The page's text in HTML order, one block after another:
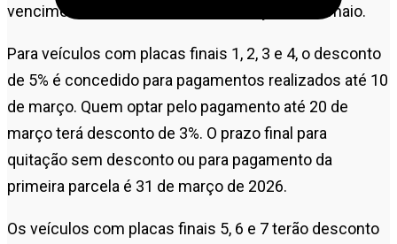
vencimentos distribuídos entre março, abril e maio.
Para veículos com placas finais 1, 2, 3 e 4, o desconto
de 5% é concedido para pagamentos realizados até 10
de março. Quem optar pelo pagamento até 20 de
março terá desconto de 3%. O prazo final para
quitação sem desconto ou para pagamento da
primeira parcela é 31 de março de 2026.
Os veículos com placas finais 5, 6 e 7 terão desconto